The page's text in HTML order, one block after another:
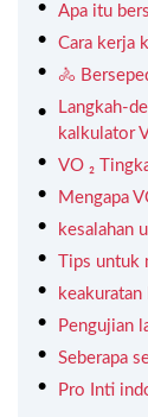
Apa itu
Cara kerja
🚴
Langkah-
kalkulator
VO ₂
Mengapa
kesalahan
Tips untuk
Pengujian
Seberapa
Pro Inti